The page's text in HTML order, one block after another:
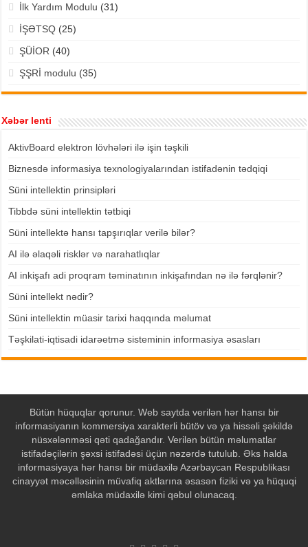
İlk Yardım Modulu (31)
İŞƏTSQ(25)
ŞÜİOR (40)
ŞŞRİ modulu (35)
Xəbər lenti
AktivBoard elektron lövhələri ilə işin təşkili
Biznesdə informasiya texnologiyalarından istifadənin tədqiqi
Süni intellektin prinsipləri
Tibbdə süni intellektin tətbiqi
Süni intellektə hansı tapşırıqlar verilə bilər?
AI ilə əlaqəli risklər və narahatlıqlar
AI inkişafı adi proqram təminatının inkişafından nə ilə fərqlənir?
Süni intellekt nədir?
Süni intellektin müasir tarixi haqqında məlumat
Təşkilati-iqtisadi idarəetmə sisteminin informasiya əsasları
Bütün hüquqlar qorunur. Web saytda verilən hər hansı bir
informasiyanın kommersiya xarakterli bütöv və ya hissəli şəkildə
nüsxələnməsi qəti qadağandır. Verilən bütün məlumatlar
istifadəçilərin şəxsi istifadəsi üçün nəzərdə tutulub. Əks halda
informasiyaya hər hansı bir müdaxilə Azərbaycan Respublikası
cinayyət məcəlləsinin müvafiq aktlarına əsasən fiziki və ya hüquqi
əmlaka müdaxilə kimi qəbul olunacaq.